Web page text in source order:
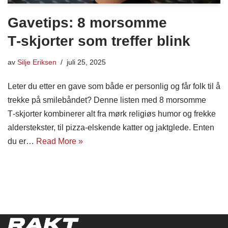
Gavetips: 8 morsomme
T‑skjorter som treffer blink
av Silje Eriksen juli 25, 2025
Leter du etter en gave som både er personlig og får folk til å
trekke på smilebåndet? Denne listen med 8 morsomme
T‑skjorter kombinerer alt fra mørk religiøs humor og frekke
alderstekster, til pizza‑elskende katter og jaktglede. Enten
du er… Read More »